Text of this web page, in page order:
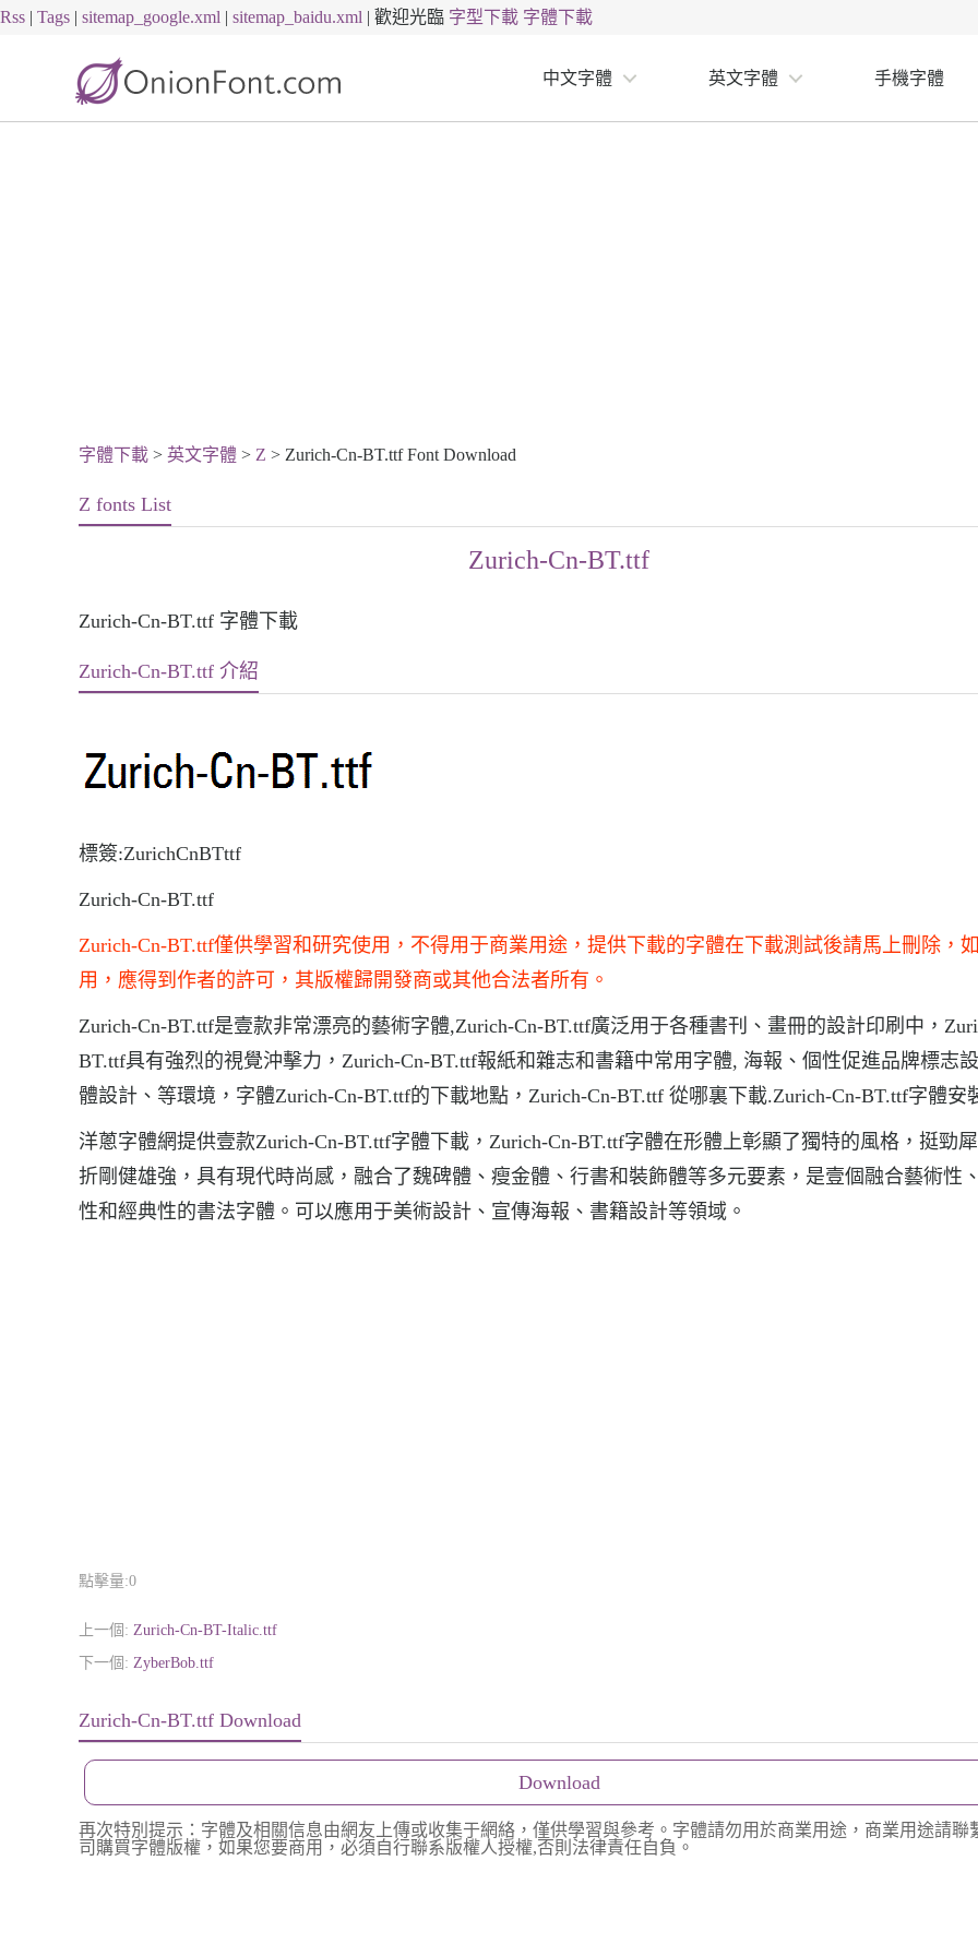
Rss | Tags | sitemap_google.xml | sitemap_baidu.xml | 歡迎光臨 字型下載 字體下載
中文字體 英文字體 手機字體
字體下載 > 英文字體 > Z > Zurich-Cn-BT.ttf Font Download
Z fonts List
Zurich-Cn-BT.ttf
Zurich-Cn-BT.ttf 字體下載
Zurich-Cn-BT.ttf 介紹
標簽:ZurichCnBTttf
Zurich-Cn-BT.ttf
Zurich-Cn-BT.ttf僅供學習和研究使用，不得用于商業用途，提供下載的字體在下載測試後請馬上刪除，
用，應得到作者的許可，其版權歸開發商或其他合法者所有。
Zurich-Cn-BT.ttf是壹款非常漂亮的藝術字體,Zurich-Cn-BT.ttf廣泛用于各種書刊、畫冊的設計印刷中，
BT.ttf具有強烈的視覺沖擊力，Zurich-Cn-BT.ttf報紙和雜志和書籍中常用字體, 海報、個性促進品牌標志
體設計、等環境，字體Zurich-Cn-BT.ttf的下載地點，Zurich-Cn-BT.ttf 從哪裏下載.Zurich-Cn-BT.ttf字體安
洋蔥字體網提供壹款Zurich-Cn-BT.ttf字體下載，Zurich-Cn-BT.ttf字體在形體上彰顯了獨特的風格，挺勁
折剛健雄強，具有現代時尚感，融合了魏碑體、瘦金體、行書和裝飾體等多元要素，是壹個融合藝術性
性和經典性的書法字體。可以應用于美術設計、宣傳海報、書籍設計等領域。
點擊量:0
上一個: Zurich-Cn-BT-Italic.ttf
下一個: ZyberBob.ttf
Zurich-Cn-BT.ttf Download
Download
再次特別提示：字體及相關信息由網友上傳或收集于網絡，僅供學習與參考。字體請勿用於商業用途，商業用途請聯
司購買字體版權，如果您要商用，必須自行聯系版權人授權,否則法律責任自負。